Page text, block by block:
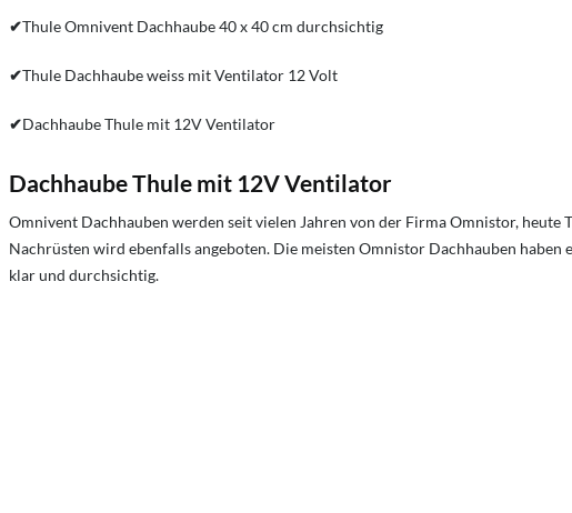
✔Thule Omnivent Dachhaube 40 x 40 cm durchsichtig
✔Thule Dachhaube weiss mit Ventilator 12 Volt
✔Dachhaube Thule mit 12V Ventilator
Dachhaube Thule mit 12V Ventilator
Omnivent Dachhauben werden seit vielen Jahren von der Firma Omnistor,
Nachrüsten wird ebenfalls angeboten. Die meisten Omnistor Dachhauben haben
klar und durchsichtig.